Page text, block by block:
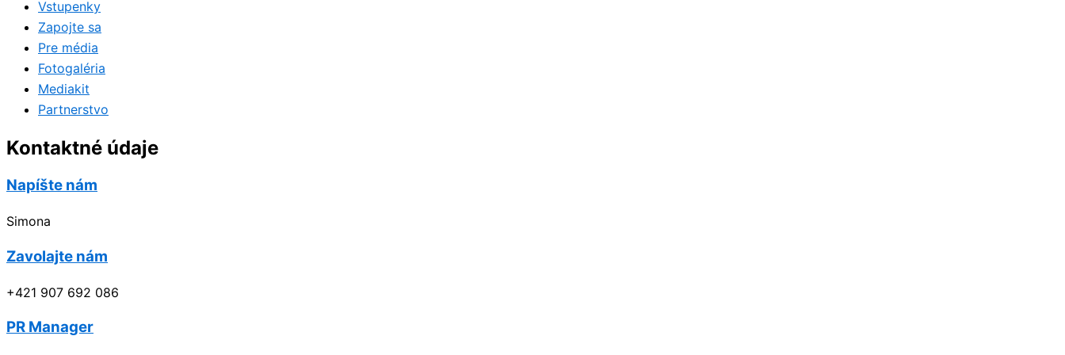
Vstupenky
Zapojte sa
Pre média
Fotogaléria
Mediakit
Partnerstvo
Kontaktné údaje
Napíšte nám
Simona
Zavolajte nám
+421 907 692 086
PR Manager